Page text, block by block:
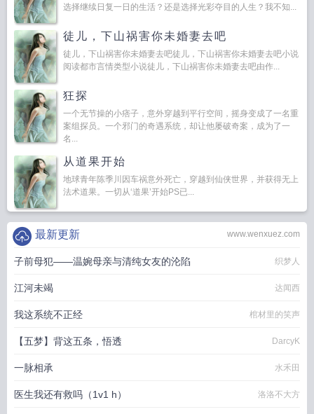
选择继续日复一日的生活？还是选择光彩夺目的人生？我不知...
徒儿，下山祸害你未婚妻去吧
徒儿，下山祸害你未婚妻去吧徒儿，下山祸害你未婚妻去吧小说
阅读都市言情类型小说徒儿，下山祸害你未婚妻去吧由作...
狂探
一个无节操的小痞子，意外穿越到平行空间，摇身变成了一名重
案组探员。一个邪门的奇遇系统，却让他屡破奇案，成为了一
名...
从道果开始
地球青年陈季川因车祸意外死亡，穿越到仙侠世界，并获得无上
法术道果。一切从‘道果’开始PS已...
www.wenxuez.com
最新更新
子前母犯——温婉母亲与清纯女友的沦陷 织梦人
江河未竭 达闻西
我这系统不正经 棺材里的笑声
【五梦】背这五条，悟透 DarcyK
一脉相承 水禾田
医生我还有救吗（1v1 h） 洛洛不大方